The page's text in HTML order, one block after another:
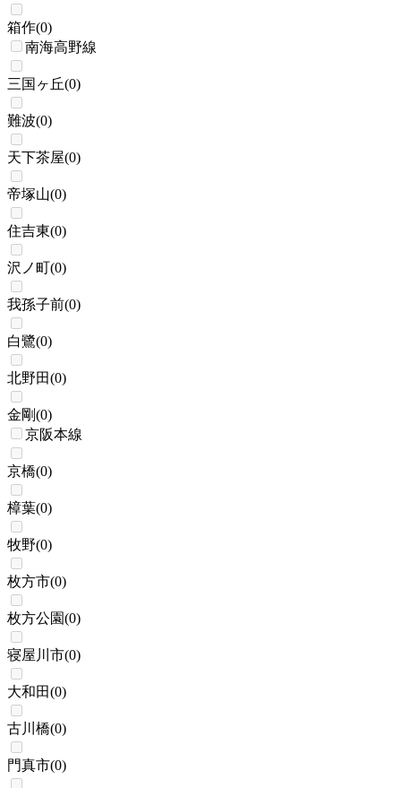
箱作(0)
南海高野線
三国ヶ丘(0)
難波(0)
天下茶屋(0)
帝塚山(0)
住吉東(0)
沢ノ町(0)
我孫子前(0)
白鷺(0)
北野田(0)
金剛(0)
京阪本線
京橋(0)
樟葉(0)
牧野(0)
枚方市(0)
枚方公園(0)
寝屋川市(0)
大和田(0)
古川橋(0)
門真市(0)